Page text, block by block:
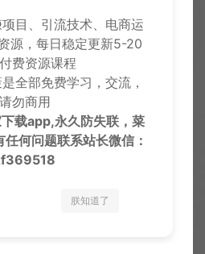
付 0 CY币 才能下载
VIP折扣
升级会员
点赞 (
目、引流技术、电商运
源，每日稳定更新5-20
费资源课程
全部免费学习，交流，
请勿商用
载app,永久防失联，菜
任何问题联系站长微信：
朕知道了